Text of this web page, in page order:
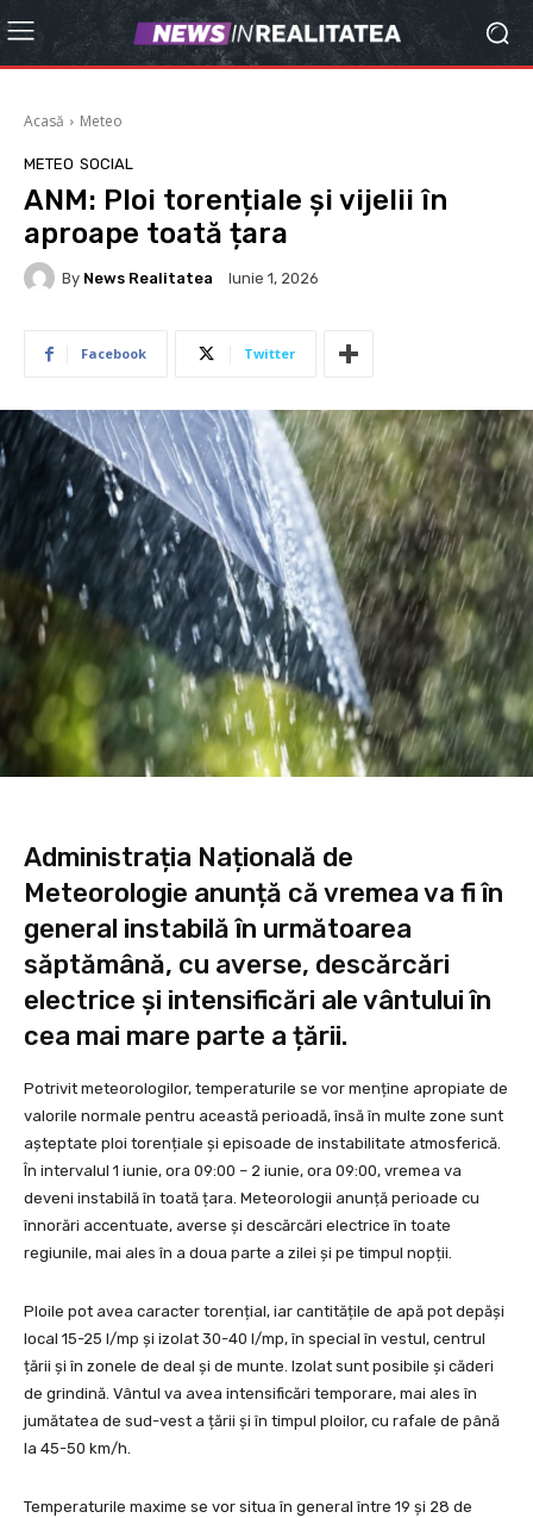
Acasă Meteo
METEO SOCIAL
ANM: Ploi torențiale și vijelii în
aproape toată țara
By News Realitatea Iunie 1, 2026
Facebook Twitter
Administrația Națională de
Meteorologie anunță că vremea va fi în
general instabilă în următoarea
săptămână, cu averse, descărcări
electrice și intensificări ale vântului în
cea mai mare parte a țării.
Potrivit meteorologilor, temperaturile se vor menține apropiate de
valorile normale pentru această perioadă, însă în multe zone sunt
așteptate ploi torențiale și episoade de instabilitate atmosferică.
În intervalul 1 iunie, ora 09:00 – 2 iunie, ora 09:00, vremea va
deveni instabilă în toată țara. Meteorologii anunță perioade cu
înnorări accentuate, averse și descărcări electrice în toate
regiunile, mai ales în a doua parte a zilei și pe timpul nopții.
Ploile pot avea caracter torențial, iar cantitățile de apă pot depăși
local 15-25 l/mp și izolat 30-40 l/mp, în special în vestul, centrul
țării și în zonele de deal și de munte. Izolat sunt posibile și căderi
de grindină. Vântul va avea intensificări temporare, mai ales în
jumătatea de sud-vest a țării și în timpul ploilor, cu rafale de până
la 45-50 km/h.
Temperaturile maxime se vor situa în general între 19 și 28 de